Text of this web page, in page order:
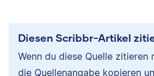
Diesen Scribbr-Artikel
Wenn du diese Quelle zitieren
die Quellenangabe kopieren